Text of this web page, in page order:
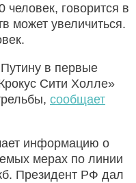
человек, говорится в
может увеличиться.
в первые
Сити Холле»
сообщает
информацию о
мерах по линии
Президент РФ дал